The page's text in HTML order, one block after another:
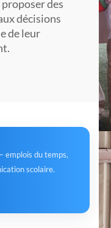
proposer des
décisions
de leur
emplois du temps,
scolaire.